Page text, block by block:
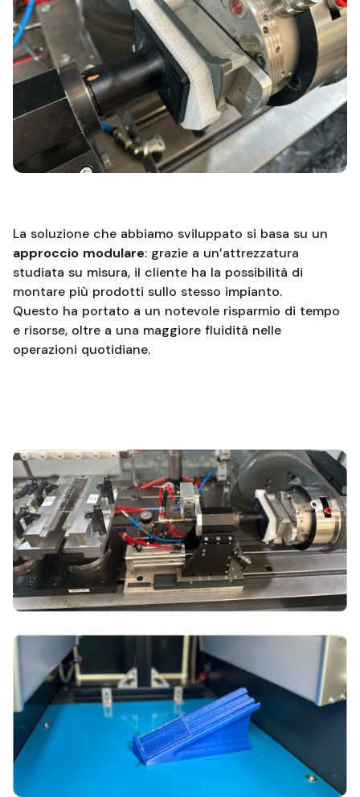
La soluzione che abbiamo sviluppato si basa su un
approccio modulare: grazie a un’attrezzatura
studiata su misura, il cliente ha la possibilità di
montare più prodotti sullo stesso impianto.
Questo ha portato a un notevole risparmio di tempo
e risorse, oltre a una maggiore fluidità nelle
operazioni quotidiane.